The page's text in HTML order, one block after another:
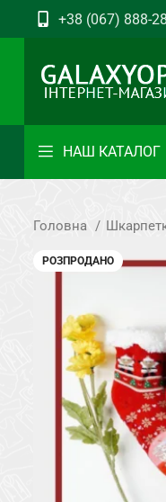
+38 (067) 888-
НАШ КАТАЛОГ
Головна
РОЗПРОДАНО